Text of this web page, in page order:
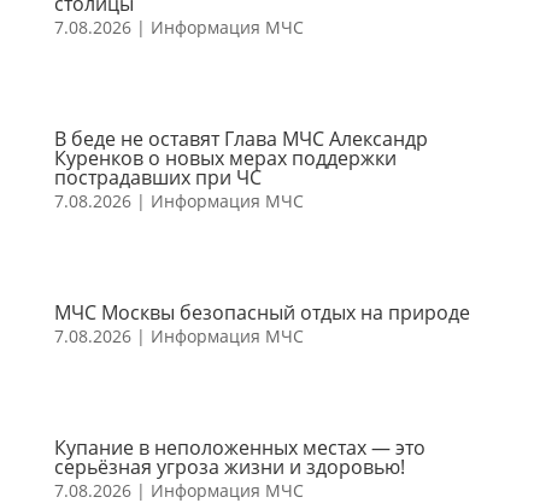
7.08.2026| Информация МЧС
В беде не оставят Глава МЧС Александр
Куренков о новых мерах поддержки
пострадавших при ЧС
7.08.2026| Информация МЧС
МЧС Москвы безопасный отдых на природе
7.08.2026| Информация МЧС
Купание в неположенных местах — это
серьёзная угроза жизни и здоровью!
7.08.2026| Информация МЧС